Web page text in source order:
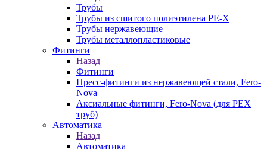
Трубы
Трубы из сшитого полиэтилена PE-X
Трубы нержавеющие
Трубы металлопластиковые
Фитинги
Назад
Фитинги
Пресс-фитинги из нержавеющей стали, Fero-
Nova
Аксиальные фитинги, Fero-Nova (для PEX
труб)
Автоматика
Назад
Автоматика